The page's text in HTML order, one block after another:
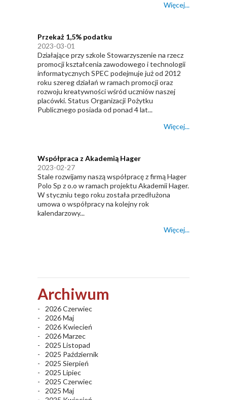
Więcej...
Przekaż 1,5% podatku
2023-03-01
Działające przy szkole Stowarzyszenie na rzecz
promocji kształcenia zawodowego i technologii
informatycznych SPEC podejmuje już od 2012
roku szereg działań w ramach promocji oraz
rozwoju kreatywności wśród uczniów naszej
placówki. Status Organizacji Pożytku
Publicznego posiada od ponad 4 lat...
Więcej...
Współpraca z Akademią Hager
2023-02-27
Stale rozwijamy naszą współpracę z firmą Hager
Polo Sp z o.o w ramach projektu Akademii Hager.
W styczniu tego roku została przedłużona
umowa o współpracy na kolejny rok
kalendarzowy...
Więcej...
Archiwum
2026 Czerwiec
2026 Maj
2026 Kwiecień
2026 Marzec
2025 Listopad
2025 Październik
2025 Sierpień
2025 Lipiec
2025 Czerwiec
2025 Maj